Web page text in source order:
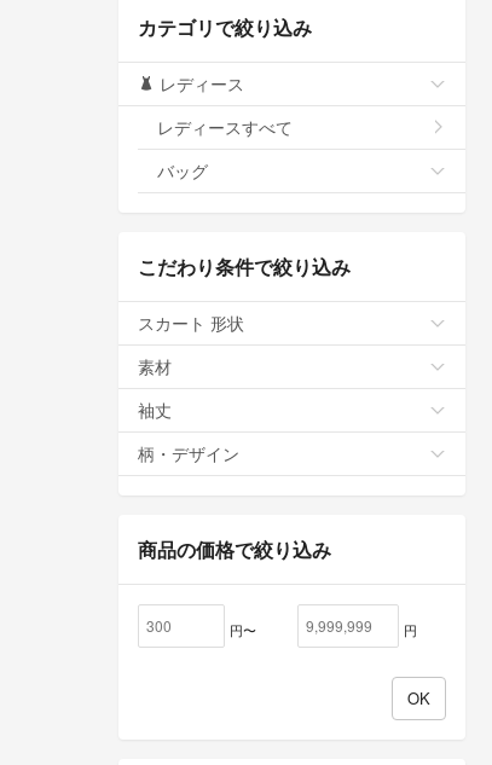
カテゴリで絞り込み
レディース
レディースすべて
バッグ
こだわり条件で絞り込み
スカート 形状
素材
袖丈
柄・デザイン
商品の価格で絞り込み
円〜 円